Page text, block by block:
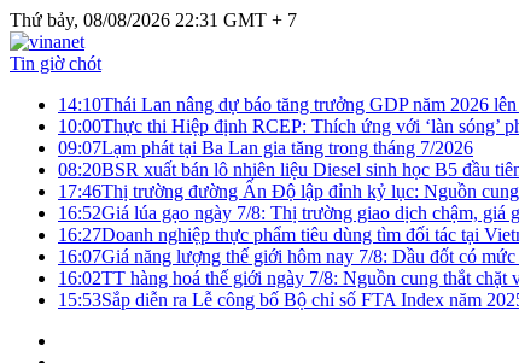
Thứ bảy, 08/08/2026 22:31 GMT + 7
Tin giờ chót
14:10Thái Lan nâng dự báo tăng trưởng GDP năm 2026
10:00Thực thi Hiệp định RCEP: Thích ứng với ‘làn sóng’
09:07Lạm phát tại Ba Lan gia tăng trong tháng 7/2026
08:20BSR xuất bán lô nhiên liệu Diesel sinh học B5 đầu
17:46Thị trường đường Ấn Độ lập đỉnh kỷ lục: Nguồn
16:52Giá lúa gạo ngày 7/8: Thị trường giao dịch chậm, giá
16:27Doanh nghiệp thực phẩm tiêu dùng tìm đối tác tại
16:07Giá năng lượng thế giới hôm nay 7/8: Dầu đốt có
16:02TT hàng hoá thế giới ngày 7/8: Nguồn cung thắt
15:53Sắp diễn ra Lễ công bố Bộ chỉ số FTA Index năm